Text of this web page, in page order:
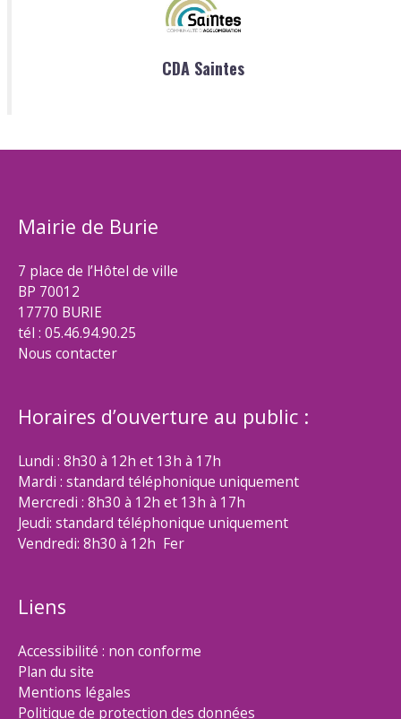
CDA Saintes
Mairie de Burie
7 place de l’Hôtel de ville
BP 70012
17770 BURIE
tél : 05.46.94.90.25
Nous contacter
Horaires d’ouverture au public :
Lundi : 8h30 à 12h et 13h à 17h
Mardi : standard téléphonique uniquement
Mercredi : 8h30 à 12h et 13h à 17h
Jeudi: standard téléphonique uniquement
Vendredi: 8h30 à 12h Fer
Liens
Accessibilité : non conforme
Plan du site
Mentions légales
Politique de protection des données